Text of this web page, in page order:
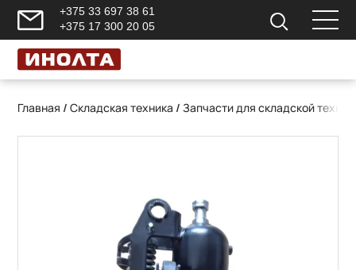
+375 33 697 38 61
+375 17 300 20 05
Главная /Складская техника /Запчасти для складской